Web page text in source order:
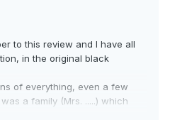
to this review and I have all
in the original black
of everything, even a few
a family (Mrs. .....) which